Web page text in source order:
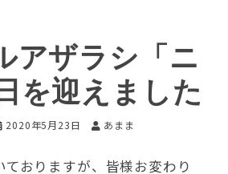
アザラシ「ニ
を迎えました
2020年5月23日 あまま
おりますが、皆様お変わり